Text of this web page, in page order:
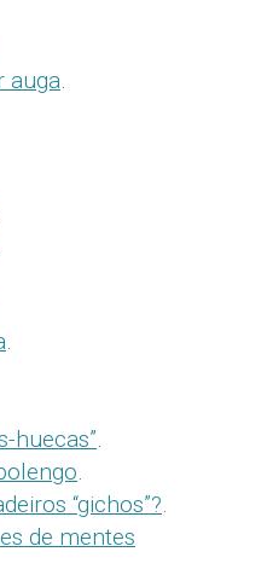
auga.
.
huecas”.
.
“gichos”?.
de mentes